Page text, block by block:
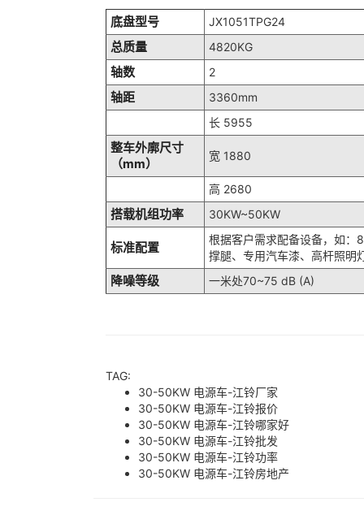
底盘型号 JX1051TPG24
总质量 4820KG
轴数 2
轴距
3360mm
长 5955
整车外廓尺寸
（mm）
宽 1880
高 2680
搭载机组功率 30KW~50KW
标准配置
根据客户需求配备设备，如：
撑腿、专用汽车漆、高杆照明
降噪等级 一米处70~75 dB (A)
TAG:
30-50KW 电源车-江铃厂家
30-50KW 电源车-江铃报价
30-50KW 电源车-江铃哪家好
30-50KW 电源车-江铃批发
30-50KW 电源车-江铃功率
30-50KW 电源车-江铃房地产